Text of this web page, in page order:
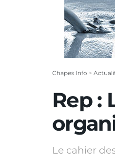
Chapes Info >
Rep :
Le cahier